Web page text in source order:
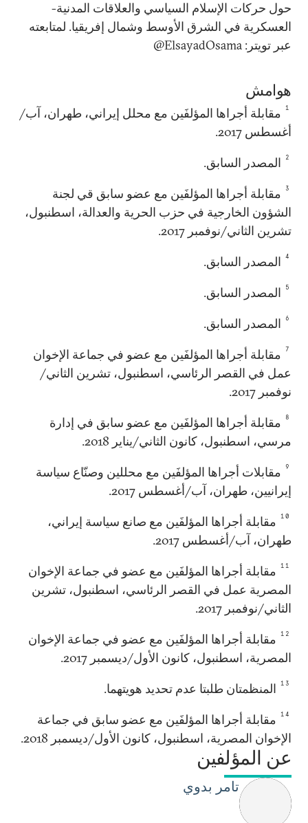
حول حركات الإسلام السياسي والعلاقات المدنية-
العسكرية في الشرق الأوسط وشمال إفريقيا. لمتابعته
عبر تويتر: ElsayadOsama
@
هوامش
1 مقابلة أجراها المؤلفَين مع محلل إيراني، طهران، آب/
أغسطس 2017.
2 المصدر السابق.
3 مقابلة أجراها المؤلفَين مع عضو سابق قي لجنة
الشؤون الخارجية في حزب الحرية والعدالة، اسطنبول،
تشرين الثاني/نوفمبر 2017.
4 المصدر السابق.
5 المصدر السابق.
6 المصدر السابق.
7 مقابلة أجراها المؤلفَين مع عضو في جماعة الإخوان
عمل في القصر الرئاسي، اسطنبول، تشرين الثاني/
نوفمبر 2017.
8
مقابلة أجراها المؤلفَين مع عضو سابق في إدارة
مرسي، اسطنبول، كانون الثاني/يناير 2018.
9 مقابلات أجراها المؤلفَين مع محللين وصنّاع سياسة
إيرانيين، طهران، آب/أغسطس 2017.
10 مقابلة أجراها المؤلفَين مع صانع سياسة إيراني،
طهران، آب/أغسطس 2017.
11 مقابلة أجراها المؤلفَين مع عضو في جماعة الإخوان
المصرية عمل في القصر الرئاسي، اسطنبول، تشرين
الثاني/نوفمبر 2017.
12 مقابلة أجراها المؤلفَين مع عضو في جماعة الإخوان
المصرية، اسطنبول، كانون الأول/ديسمبر 2017.
13 المنظمتان طلبتا عدم تحديد هويتهما.
14 مقابلة أجراها المؤلفَين مع عضو سابق في جماعة
الإخوان المصرية، اسطنبول، كانون الأول/ديسمبر 2018.
عن المؤلفين
تامر بدوي